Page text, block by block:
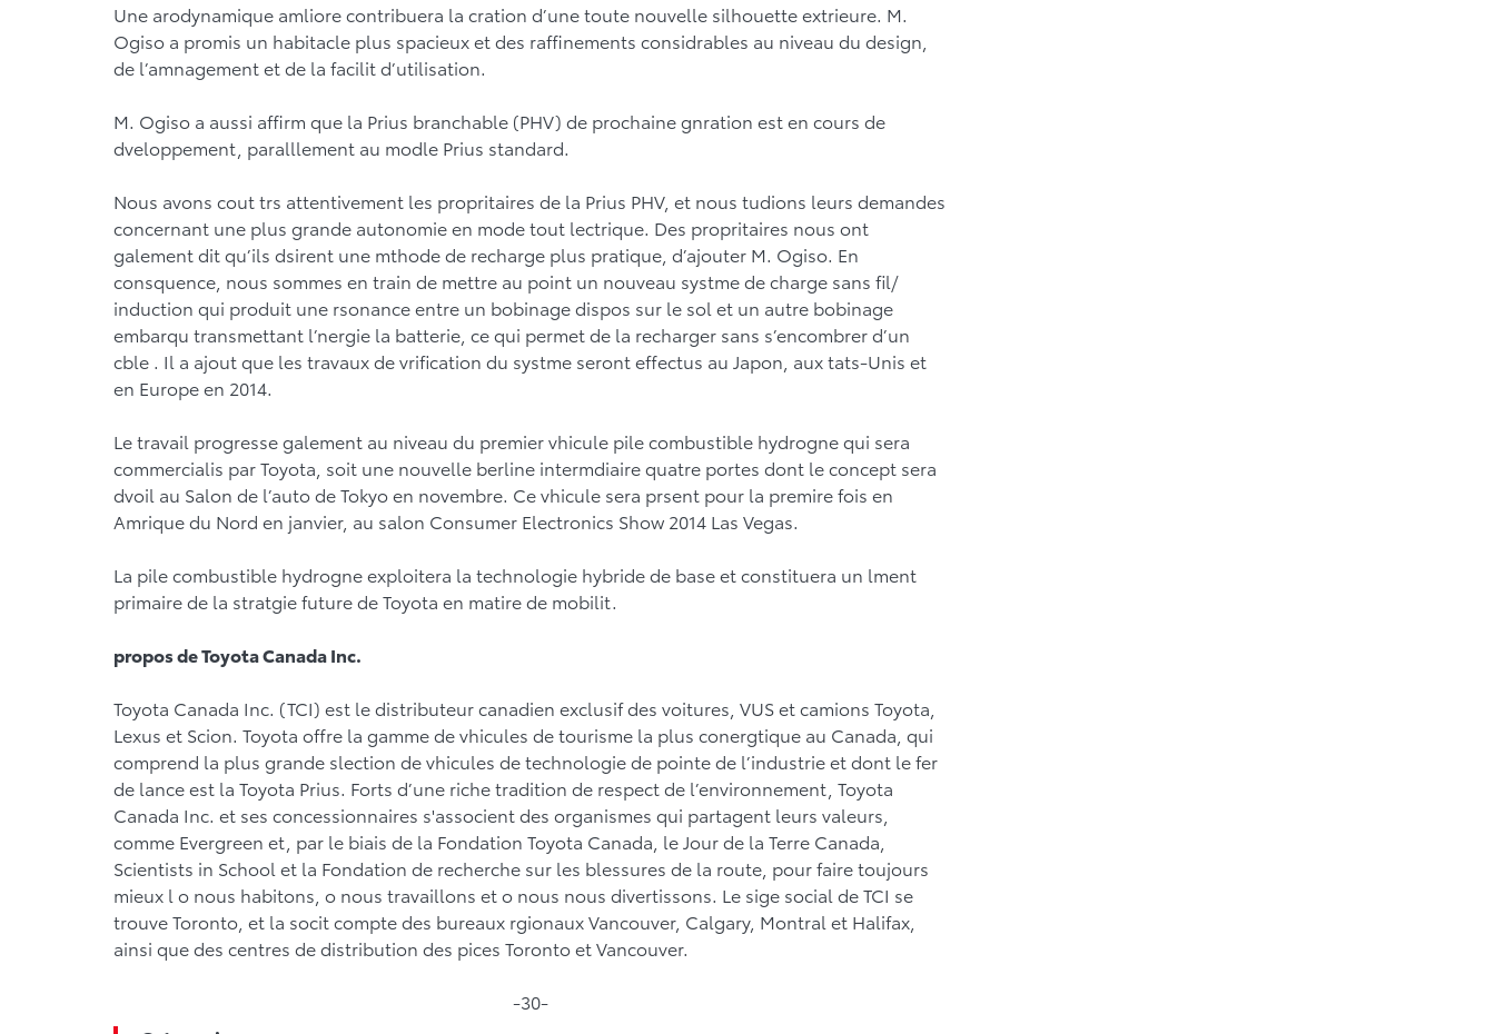
Une arodynamique amliore contribuera la cration d’une toute nouvelle silhouette extrieure. M.
Ogiso a promis un habitacle plus spacieux et des raffinements considrables au niveau du design,
de l’amnagement et de la facilit d’utilisation.
M. Ogiso a aussi affirm que la Prius branchable (PHV) de prochaine gnration est en cours de
dveloppement, paralllement au modle Prius standard.
Nous avons cout trs attentivement les propritaires de la Prius PHV, et nous tudions leurs demandes
concernant une plus grande autonomie en mode tout lectrique. Des propritaires nous ont
galement dit qu’ils dsirent une mthode de recharge plus pratique, d’ajouter M. Ogiso. En
consquence, nous sommes en train de mettre au point un nouveau systme de charge sans fil/
induction qui produit une rsonance entre un bobinage dispos sur le sol et un autre bobinage
embarqu transmettant l’nergie la batterie, ce qui permet de la recharger sans s’encombrer d’un
cble . Il a ajout que les travaux de vrification du systme seront effectus au Japon, aux tats-Unis et
en Europe en 2014.
Le travail progresse galement au niveau du premier vhicule pile combustible hydrogne qui sera
commercialis par Toyota, soit une nouvelle berline intermdiaire quatre portes dont le concept sera
dvoil au Salon de l’auto de Tokyo en novembre. Ce vhicule sera prsent pour la premire fois en
Amrique du Nord en janvier, au salon Consumer Electronics Show 2014 Las Vegas.
La pile combustible hydrogne exploitera la technologie hybride de base et constituera un lment
primaire de la stratgie future de Toyota en matire de mobilit.
propos de Toyota Canada Inc.
Toyota Canada Inc. (TCI) est le distributeur canadien exclusif des voitures, VUS et camions Toyota,
Lexus et Scion. Toyota offre la gamme de vhicules de tourisme la plus conergtique au Canada, qui
comprend la plus grande slection de vhicules de technologie de pointe de l’industrie et dont le fer
de lance est la Toyota Prius. Forts d’une riche tradition de respect de l’environnement, Toyota
Canada Inc. et ses concessionnaires s'associent des organismes qui partagent leurs valeurs,
comme Evergreen et, par le biais de la Fondation Toyota Canada, le Jour de la Terre Canada,
Scientists in School et la Fondation de recherche sur les blessures de la route, pour faire toujours
mieux l o nous habitons, o nous travaillons et o nous nous divertissons. Le sige social de TCI se
trouve Toronto, et la socit compte des bureaux rgionaux Vancouver, Calgary, Montral et Halifax,
ainsi que des centres de distribution des pices Toronto et Vancouver.
-30-